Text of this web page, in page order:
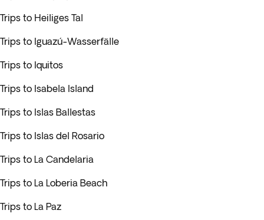
Trips to Heiliges Tal
Trips to Iguazú-Wasserfälle
Trips to Iquitos
Trips to Isabela Island
Trips to Islas Ballestas
Trips to Islas del Rosario
Trips to La Candelaria
Trips to La Loberia Beach
Trips to La Paz